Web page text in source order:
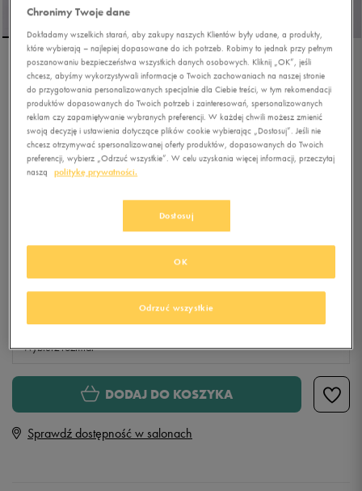
NIKE MANOA LTR
0.0 (0 )
269,99złz Vat
+ 1350 PKT WKLUBIE 50 STYLE
Wybierz rozmiar
Rozmiary EU
22,5 cm
DODAJ DO KOSZYKA
Sprawdź dostępność w salonach
Chronimy Twoje dane
Dokładamy wszelkich starań, aby zakupy naszych Klientów były udane, a produkty,
które wybierają – najlepiej dopasowane do ich potrzeb. Robimy to jednak przy pełnym
poszanowaniu bezpieczeństwa wszystkich danych osobowych. Kliknij „OK”, jeśli
chcesz, abyśmy wykorzystywali informacje o Twoich zachowaniach na naszej stronie
do przygotowania personalizowanych specjalnie dla Ciebie treści, w tym rekomendacji
produktów dopasowanych do Twoich potrzeb i zainteresowań, spersonalizowanych
reklam czy zapamiętywanie wybranych preferencji. W każdej chwili możesz zmienić
swoją decyzję i ustawienia dotyczące plików cookie wybierając „Dostosuj”. Jeśli nie
chcesz otrzymywać spersonalizowanej oferty produktów, dopasowanych do Twoich
preferencji, wybierz „Odrzuć wszystkie”. W celu uzyskania więcej informacji, przeczytaj
naszą
politykę prywatności.
Dostosuj
Odrzuć wszystkie
OK